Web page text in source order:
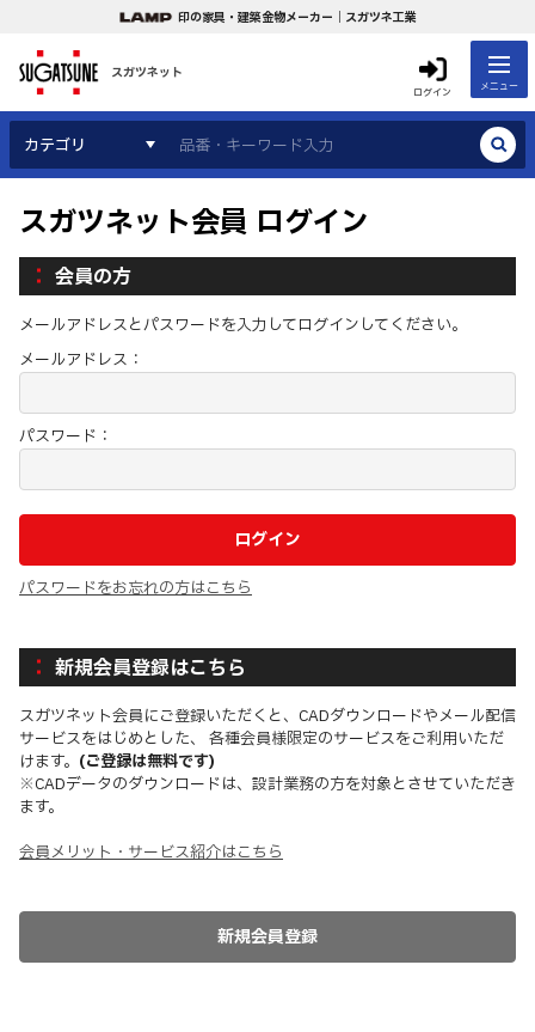
印の家具・建築金物メーカー｜スガツネ工業
スガツネット
ログイン メニュー
カテゴリ
スガツネット会員 ログイン
会員の方
メールアドレスとパスワードを入力してログインしてください。
メールアドレス：
パスワード：
パスワードをお忘れの方はこちら
新規会員登録はこちら
スガツネット会員にご登録いただくと、CADダウンロードやメール配信
サービスをはじめとした、 各種会員様限定のサービスをご利用いただ
けます。 (ご登録は無料です)
※CADデータのダウンロードは、設計業務の方を対象とさせていただき
ます。
会員メリット・サービス紹介はこちら